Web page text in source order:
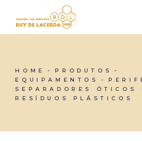
content
HOME
PRODUTOS
EQUIPAMENTOS
SEPARADORES ÓTICOS
RESÍDUOS PLÁSTICOS